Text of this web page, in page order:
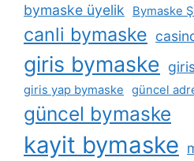
bymaske üyelik Bymaske
canli bymaske
giris bymaske
giris yap bymaske güncel
güncel bymaske
kayit bymaske